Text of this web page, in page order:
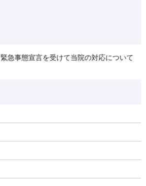
緊急事態宣言を受けて当院の対応について